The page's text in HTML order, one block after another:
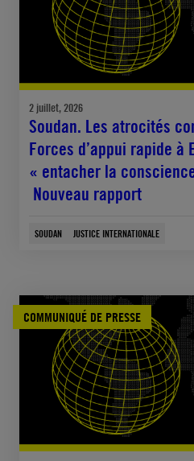
2 juillet, 2026
Soudan. Les atrocités
Forces d’appui rapide à
« entacher la
Nouveau rapport
SOUDAN JUSTICE INTERNATIONALE
COMMUNIQUÉ DE PRESSE